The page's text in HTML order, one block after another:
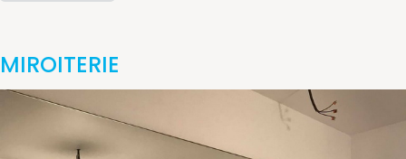
MIROITERIE